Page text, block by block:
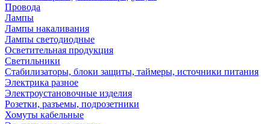
Провода
Лампы
Лампы накаливания
Лампы светодиодные
Осветительная продукция
Светильники
Стабилизаторы, блоки защиты, таймеры, источники питания
Электрика разное
Электроустановочные изделия
Розетки, разъемы, подрозетники
Хомуты кабельные